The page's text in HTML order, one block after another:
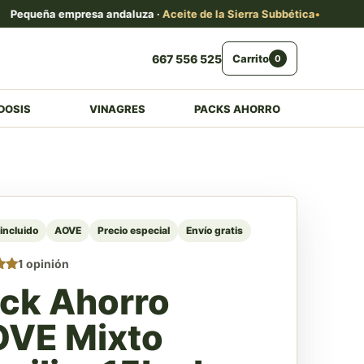
empresa andaluza ·Aceite de la Sierra Subbética
667 556 525 Carrito 0
VINAGRES PACKS AHORRO
AOVE Precio especial Envío gratis
a
1 opinión
Ahorro
Mixto